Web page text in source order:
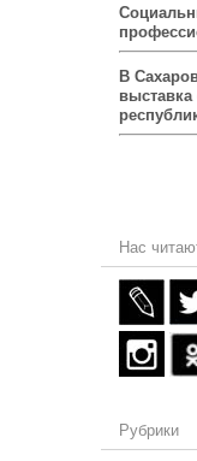
В
выставка
Нас
Рубрики